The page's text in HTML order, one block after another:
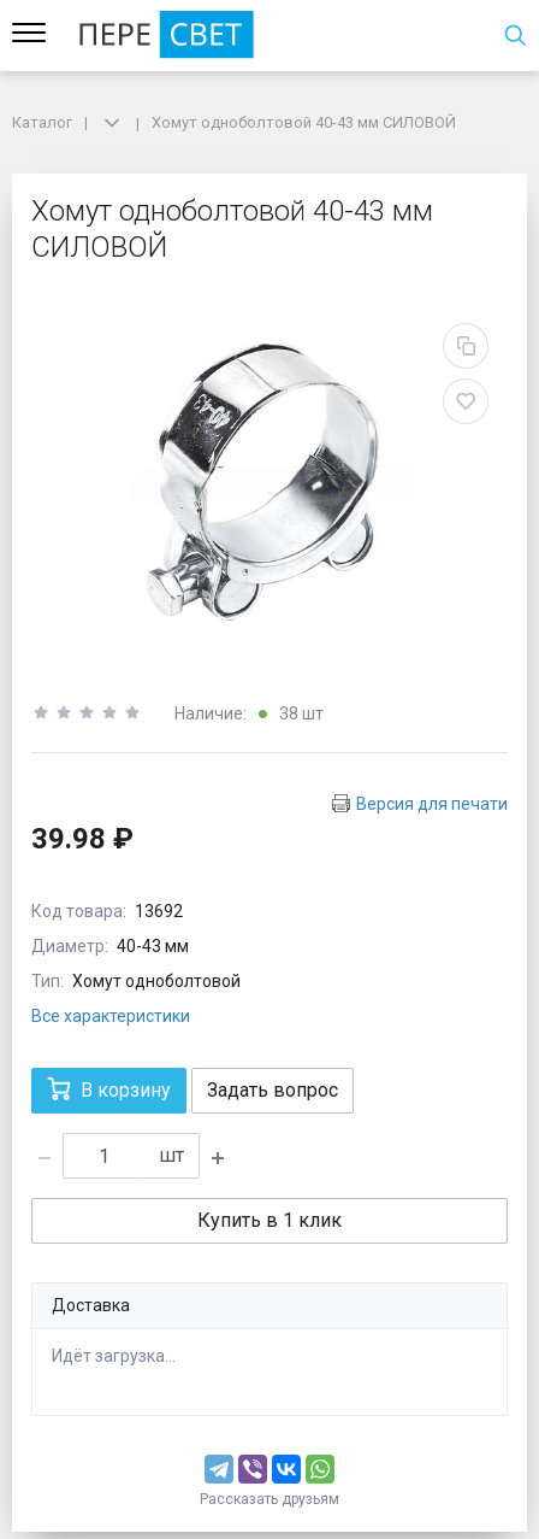
Хомут одноболтовой 40-43 мм СИЛОВОЙ
Каталог Хомут одноболтовой 40-43 мм СИЛОВОЙ
Хомут одноболтовой 40-43 мм
СИЛОВОЙ
Наличие: 38 шт
Версия для печати
39.98 ₽
Код товара: 13692
Диаметр: 40-43 мм
Тип: Хомут одноболтовой
Все характеристики
В корзину Задать вопрос
шт
Купить в 1 клик
Доставка
Идёт загрузка...
Рассказать друзьям